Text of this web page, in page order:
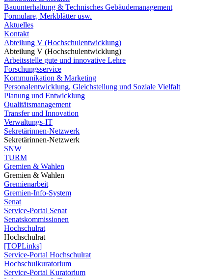
Bauunterhaltung & Technisches Gebäudemanagement
Formulare, Merkblätter usw.
Aktuelles
Kontakt
Abteilung V (Hochschulentwicklung)
Abteilung V (Hochschulentwicklung)
Arbeitsstelle gute und innovative Lehre
Forschungsservice
Kommunikation & Marketing
Personalentwicklung, Gleichstellung und Soziale Vielfalt
Planung und Entwicklung
Qualitätsmanagement
Transfer und Innovation
Verwaltungs-IT
Sekretärinnen-Netzwerk
Sekretärinnen-Netzwerk
SNW
TURM
Gremien & Wahlen
Gremien & Wahlen
Gremienarbeit
Gremien-Info-System
Senat
Service-Portal Senat
Senatskommissionen
Hochschulrat
Hochschulrat
[TOPLinks]
Service-Portal Hochschulrat
Hochschulkuratorium
Service-Portal Kuratorium